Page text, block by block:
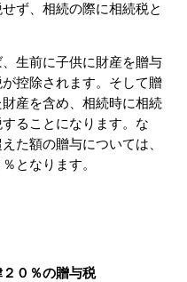
ず、相続の際に相続税と
生前に子供に財産を贈与
控除されます。そして贈
産を含め、相続時に相続
ることになります。な
た額の贈与については、
となります。
０％の贈与税